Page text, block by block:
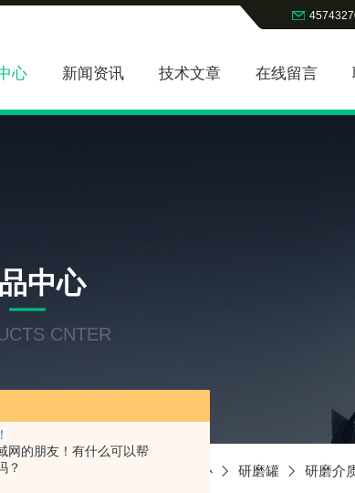
网的朋友！有什么可以帮
？
心 新闻资讯 技术文章 在线留言
中心
CNTER
产品中心 研磨罐 研磨介